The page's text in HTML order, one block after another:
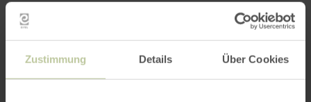
Zustimmung Details Über Cookies
Öffnungszeiten
Merkmale / Besonderheiten